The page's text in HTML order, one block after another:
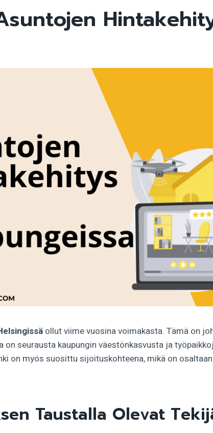
ollut viime vuosina voimakasta. Tämä on
on seurausta kaupungin väestönkasvusta ja
on myös suosittu sijoituskohteena, mikä on
Taustalla Olevat